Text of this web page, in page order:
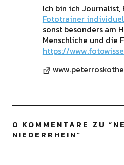
Ich bin ich
Fototrainer
sonst besonders am
Menschliche und die
https://
0 KOMMENTARE ZU “
NIEDERRHEIN”